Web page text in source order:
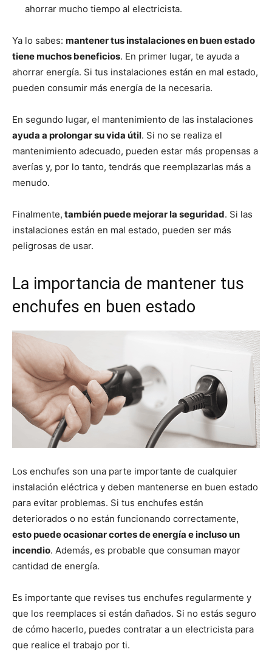
ahorrar mucho tiempo al electricista.
Ya lo sabes: mantener tus instalaciones en buen estado
tiene muchos beneficios. En primer lugar, te ayuda a
ahorrar energía. Si tus instalaciones están en mal estado,
pueden consumir más energía de la necesaria.
En segundo lugar, el mantenimiento de las instalaciones
ayuda a prolongar su vida útil. Si no se realiza el
mantenimiento adecuado, pueden estar más propensas a
averías y, por lo tanto, tendrás que reemplazarlas más a
menudo.
Finalmente, también puede mejorar la seguridad. Si las
instalaciones están en mal estado, pueden ser más
peligrosas de usar.
La importancia de mantener tus
enchufes en buen estado
Los enchufes son una parte importante de cualquier
instalación eléctrica y deben mantenerse en buen estado
para evitar problemas. Si tus enchufes están
deteriorados o no están funcionando correctamente,
esto puede ocasionar cortes de energía e incluso un
incendio. Además, es probable que consuman mayor
cantidad de energía.
Es importante que revises tus enchufes regularmente y
que los reemplaces si están dañados. Si no estás seguro
de cómo hacerlo, puedes contratar a un electricista para
que realice el trabajo por ti.